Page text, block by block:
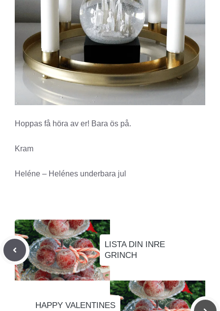
Hoppas få höra av er! Bara ös på.
Kram
Heléne – Helénes underbara jul
LISTA DIN INRE
GRINCH
HAPPY VALENTINES